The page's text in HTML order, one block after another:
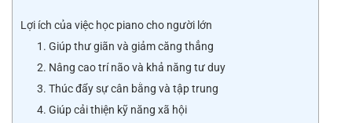
Lợi ích của việc học piano cho người lớn
1. Giúp thư giãn và giảm căng thẳng
2. Nâng cao trí não và khả năng tư duy
3. Thúc đẩy sự cân bằng và tập trung
4. Giúp cải thiện kỹ năng xã hội